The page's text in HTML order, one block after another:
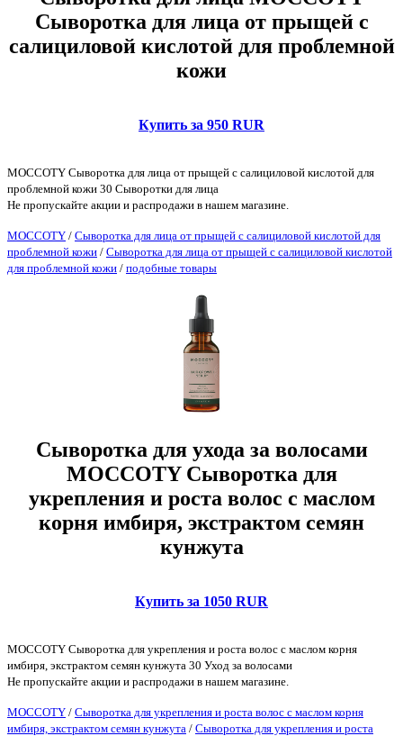
Сыворотка для лица от прыщей с
салициловой кислотой для проблемной
кожи
Купить за 950 RUR
MOCCOTY Сыворотка для лица от прыщей с салициловой кислотой для
проблемной кожи 30 Сыворотки для лица
Не пропускайте акции и распродажи в нашем магазине.
MOCCOTY / Сыворотка для лица от прыщей с салициловой кислотой для
проблемной кожи / Сыворотка для лица от прыщей с салициловой кислотой
для проблемной кожи / подобные товары
Сыворотка для ухода за волосами
MOCCOTY Сыворотка для
укрепления и роста волос с маслом
корня имбиря, экстрактом семян
кунжута
Купить за 1050 RUR
MOCCOTY Сыворотка для укрепления и роста волос с маслом корня
имбиря, экстрактом семян кунжута 30 Уход за волосами
Не пропускайте акции и распродажи в нашем магазине.
MOCCOTY / Сыворотка для укрепления и роста волос с маслом корня
имбиря, экстрактом семян кунжута / Сыворотка для укрепления и роста